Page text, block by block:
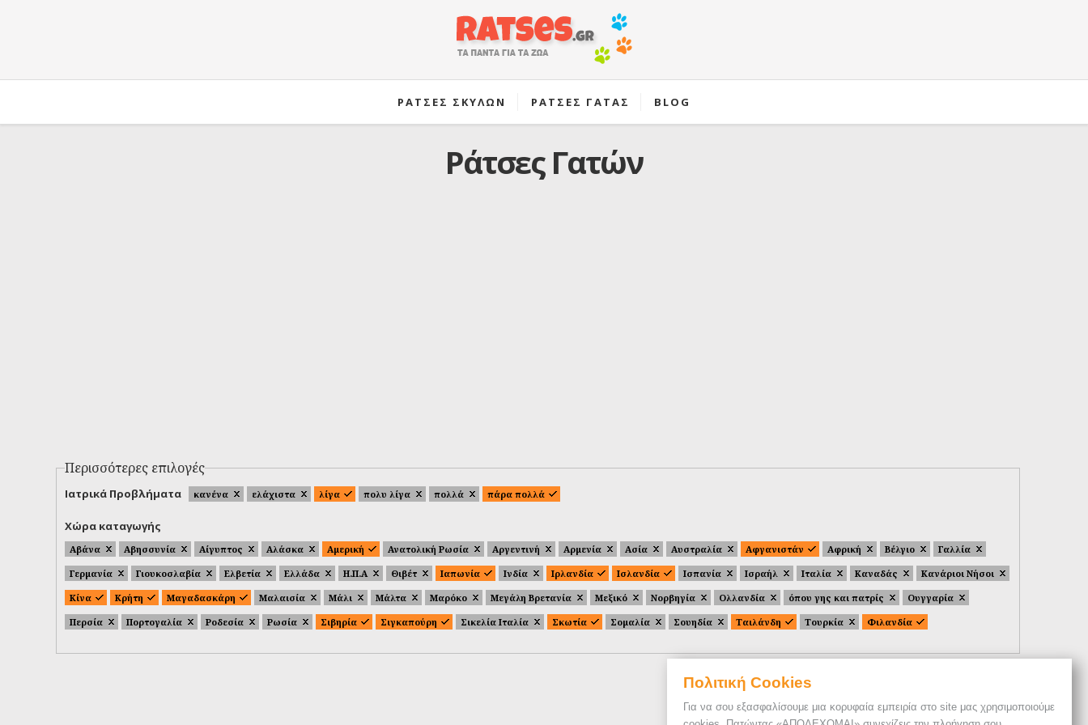
Πολιτική Cookies
Για να σου εξασφαλίσουμε μια κορυφαία εμπειρία στο site μας χρησιμοποιούμε
ΡΑΤΣΕΣ ΣΚΥΛΩΝ ΡΑΤΣΕΣ ΓΑΤΑΣ BLOG
Ράτσες Γατών
Περισσότερες επιλογές
Ιατρικά Προβλήματα κανένα ελάχιστα λίγα πολυ λίγα πολλά πάρα πολλά
Χώρα καταγωγής
Αβάνα Αβησσυνία Αίγυπτος Αλάσκα Αμερική Ανατολική Ρωσία Αργεντινή Αρμενία Ασία Αυστραλία Αφγανιστάν Αφρική Βέλγιο
Γαλλία
Γερμανία
Γιουκοσλαβία Ελβετία Ελλάδα Η.Π.Α Θιβέτ Ιαπωνία Ινδία Ιρλανδία Ισλανδία Ισπανία Ισραήλ Ιταλία Καναδάς
Κανάριοι Νήσοι
Κίνα
Κρήτη Μαγαδασκάρη Μαλαισία Μάλι Μάλτα Μαρόκο Μεγάλη Βρετανία Μεξικό Νορβηγία Ολλανδία όπου γης και πατρίς
Ουγγαρία
Περσία
Πορτογαλία Ροδεσία Ρωσία Σιβηρία Σιγκαπούρη Σικελία Ιταλία Σκωτία Σομαλία Σουηδία Ταιλάνδη Τουρκία Φιλανδία